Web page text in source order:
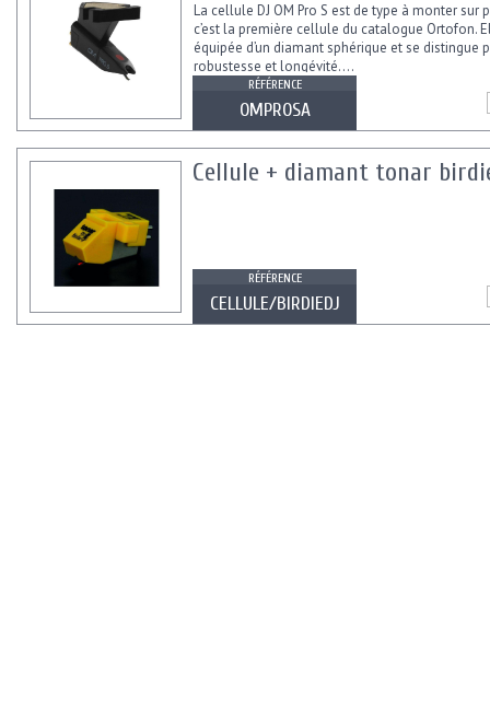
La cellule DJ OM Pro S est de type à monter sur
c’est la première cellule du catalogue Ortofon.
équipée d’un diamant sphérique et se distingue
robustesse et longévité....
RÉFÉRENCE
OMPROSA
Cellule + diamant tonar
RÉFÉRENCE
CELLULE/BIRDIEDJ